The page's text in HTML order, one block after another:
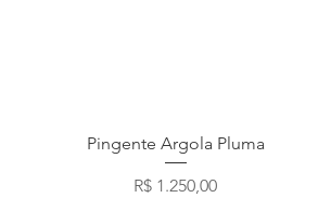
Visualização rápida
Pingente Argola Pluma
Preço
R$ 1.250,00